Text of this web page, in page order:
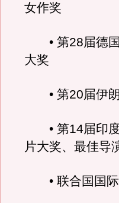
女作奖
• 第28届德国
大奖
• 第20届伊朗
• 第14届印度
片大奖、最佳导
• 联合国国际